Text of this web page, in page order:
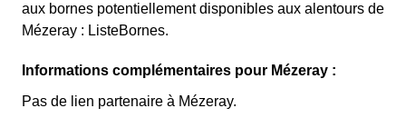
aux bornes potentiellement disponibles aux alentours de
Mézeray : ListeBornes.
Informations complémentaires pour Mézeray :
Pas de lien partenaire à Mézeray.